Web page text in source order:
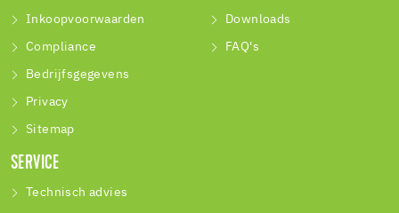
Inkoopvoorwaarden
Compliance
Bedrijfsgegevens
Privacy
Sitemap
Downloads
FAQ's
SERVICE
Technisch advies